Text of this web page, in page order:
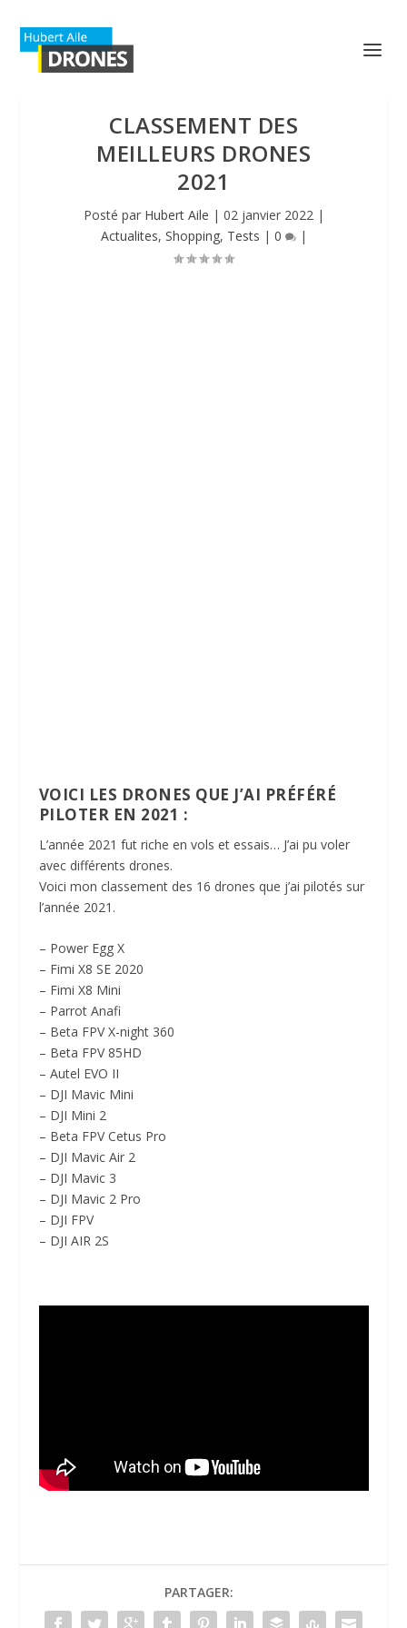
CLASSEMENT DES
MEILLEURS DRONES
2021
Posté par Hubert Aile | 02 janvier 2022|
Actualites, Shopping, Tests | 0 |
VOICI LES DRONES QUE J’AI PRÉFÉRÉ
PILOTER EN 2021 :
L’année 2021 fut riche en vols et essais… J’ai pu voler
avec différents drones.
Voici mon classement des 16 drones que j’ai pilotés sur
l’année 2021.
– Power Egg X
– Fimi X8 SE 2020
– Fimi X8 Mini
– Parrot Anafi
– Beta FPV X-night 360
– Beta FPV 85HD
– Autel EVO II
– DJI Mavic Mini
– DJI Mini 2
– Beta FPV Cetus Pro
– DJI Mavic Air 2
– DJI Mavic 3
– DJI Mavic 2 Pro
– DJI FPV
– DJI AIR 2S
PARTAGER: